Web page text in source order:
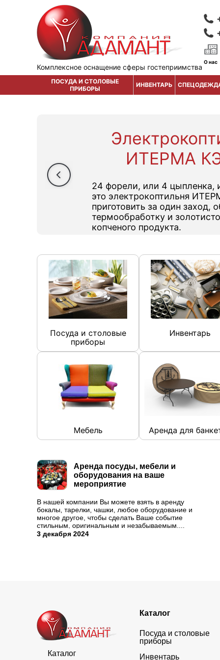
Комплексное оснащение сферы гостеприимства
О нас
ПОСУДА И СТОЛОВЫЕ
ПРИБОРЫ
ИНВЕНТАРЬ
ИТЕРМА
24 форели, или 4 цыпленка,
это электрокоптильня
приготовить за один заход,
термообработку и
копченого продукта.
Посуда и столовые
приборы
Инвентарь
Мебель Аренда для
Аренда посуды, мебели и
оборудования на ваше
мероприятие
В нашей компании Вы можете взять в аренду
бокалы, тарелки, чашки, любое оборудование и
многое другое, чтобы сделать Ваше событие
стильным, оригинальным и незабываемым....
3 декабря 2024
Каталог
Каталог
Посуда и столовые
приборы
Инвентарь